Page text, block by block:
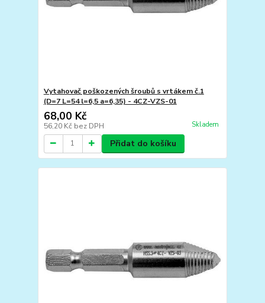
Vytahovač poškozených šroubů s vrtákem č.1
(D=7 L=54 l=6,5 a=6,35) - 4CZ-VZS-01
68,00 Kč
56,20 Kč bez DPH Skladem
Přidat do košíku